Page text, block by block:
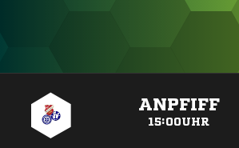
ANPFIFF
15:00UHR